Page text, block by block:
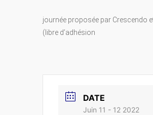
journée proposée par Crescendo
(libre d’adhésion
DATE
Juin 11 - 12 2022